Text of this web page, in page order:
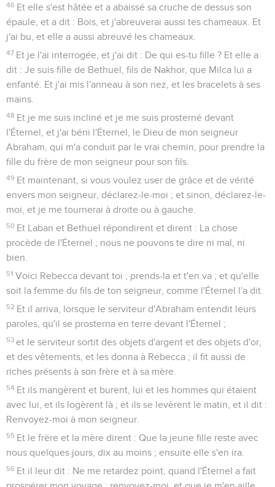
46 Et elle s'est hâtée et a abaissé sa cruche de dessus son
épaule, et a dit : Bois, et j'abreuverai aussi tes chameaux. Et
j'ai bu, et elle a aussi abreuvé les chameaux.
47 Et je l'ai interrogée, et j'ai dit : De qui es-tu fille ? Et elle a
dit : Je suis fille de Bethuel, fils de Nakhor, que Milca lui a
enfanté. Et j'ai mis l'anneau à son nez, et les bracelets à ses
mains.
48 Et je me suis incliné et je me suis prosterné devant
l'Éternel, et j'ai béni l'Éternel, le Dieu de mon seigneur
Abraham, qui m'a conduit par le vrai chemin, pour prendre la
fille du frère de mon seigneur pour son fils.
49 Et maintenant, si vous voulez user de grâce et de vérité
envers mon seigneur, déclarez-le-moi ; et sinon, déclarez-le-
moi, et je me tournerai à droite ou à gauche.
50 Et Laban et Bethuel répondirent et dirent : La chose
procède de l'Éternel ; nous ne pouvons te dire ni mal, ni
bien.
51 Voici Rebecca devant toi ; prends-la et t'en va ; et qu'elle
soit la femme du fils de ton seigneur, comme l'Éternel l'a dit.
52 Et il arriva, lorsque le serviteur d'Abraham entendit leurs
paroles, qu'il se prosterna en terre devant l'Éternel ;
53 et le serviteur sortit des objets d'argent et des objets d'or,
et des vêtements, et les donna à Rebecca ; il fit aussi de
riches présents à son frère et à sa mère.
54 Et ils mangèrent et burent, lui et les hommes qui étaient
avec lui, et ils logèrent là ; et ils se levèrent le matin, et il dit :
Renvoyez-moi à mon seigneur.
55 Et le frère et la mère dirent : Que la jeune fille reste avec
nous quelques jours, dix au moins ; ensuite elle s'en ira.
56 Et il leur dit : Ne me retardez point, quand l'Éternel a fait